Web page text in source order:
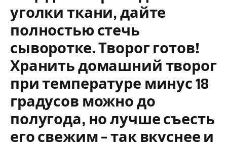
уголки ткани, дайте
полностью стечь
сыворотке. Творог готов!
Хранить домашний творог
при температуре минус 18
градусов можно до
полугода, но лучше съесть
его свежим – так вкуснее и